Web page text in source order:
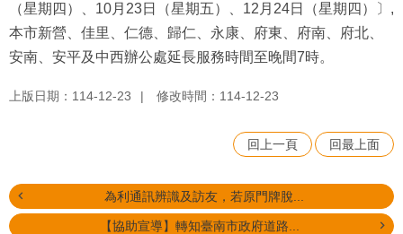
（星期四）、10月23日（星期五）、12月24日（星期四）〕,
本市新營、佳里、仁德、歸仁、永康、府東、府南、府北、
安南、安平及中西辦公處延長服務時間至晚間7時。
上版日期：114-12-23 修改時間：114-12-23
回上一頁 回最上面
為利通訊辨識及訪友，若原門牌脫...
【協助宣導】轉知臺南市政府道路...